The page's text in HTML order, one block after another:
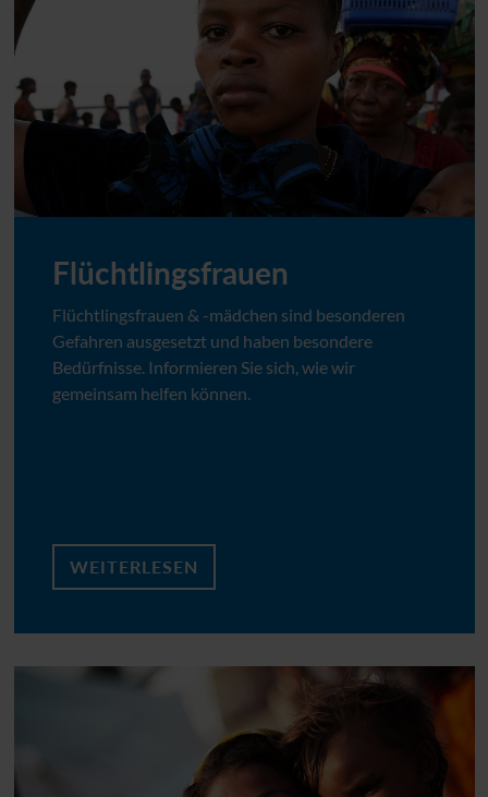
Flüchtlingsfrauen
Flüchtlingsfrauen & -mädchen sind besonderen
Gefahren ausgesetzt und haben besondere
Bedürfnisse. Informieren Sie sich, wie wir
gemeinsam helfen können.
WEITERLESEN